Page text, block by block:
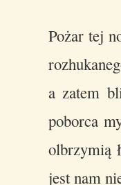
Pożar tej
a zatem
poborca
olbrzymią
jest nam